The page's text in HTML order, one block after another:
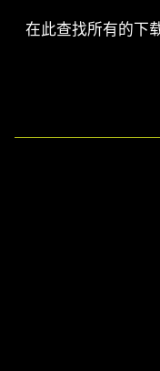
在此查找所有的下